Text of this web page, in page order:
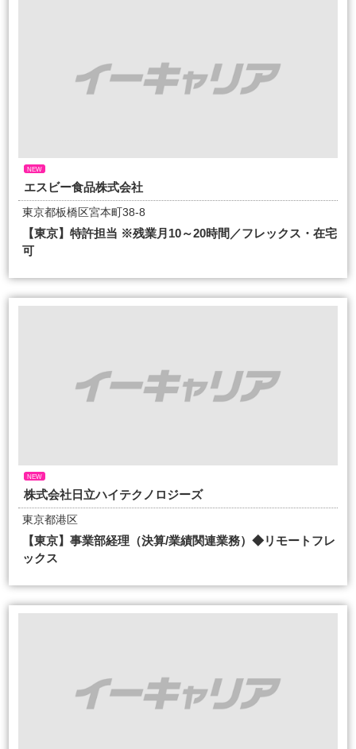
NEW
エスビー食品株式会社
東京都板橋区宮本町38-8
【東京】特許担当 ※残業月10～20時間／フレックス・在宅
可
NEW
株式会社日立ハイテクノロジーズ
東京都港区
【東京】事業部経理（決算/業績関連業務）◆リモートフレ
ックス